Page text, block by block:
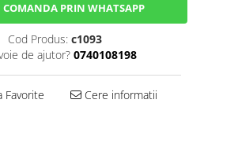
COMANDA PRIN WHATSAPP
Cod Produs: c1093
de ajutor? 0740108198
Favorite Cere informatii